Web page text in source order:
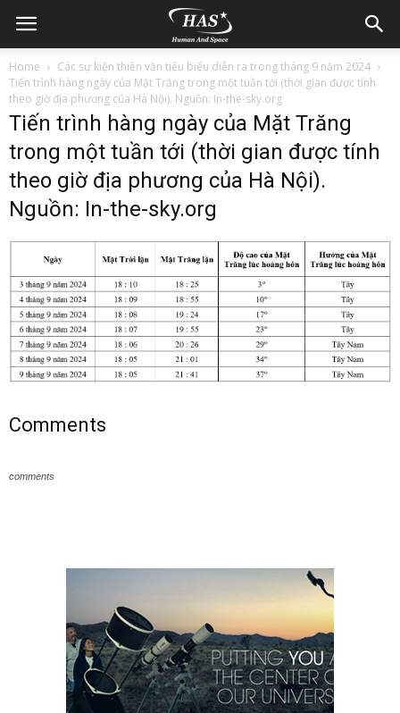
Home
Các sự kiện thiên văn tiêu biểu diễn ra trong tháng 9 năm 2024
Tiến trình hàng ngày của Mặt Trăng trong một tuần tới (thời gian được tính
theo giờ địa phương của Hà Nội). Nguồn: In-the-sky.org
Tiến trình hàng ngày của Mặt Trăng
trong một tuần tới (thời gian được tính
theo giờ địa phương của Hà Nội).
Nguồn: In-the-sky.org
Comments
comments